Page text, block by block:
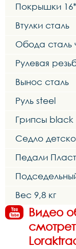
Покрышки
Втулки сталь
Обода сталь
Рулевая
Вынос сталь
Руль steel
Грипсы black
Седло
Педали
Вес 9,8 кг
Видео